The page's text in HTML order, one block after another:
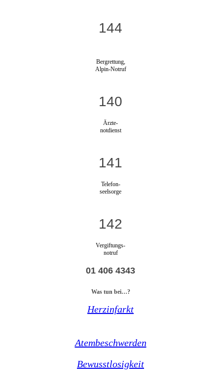
144
Bergrettung,
Alpin-Notruf
140
Ärzte-
notdienst
141
Telefon-
seelsorge
142
Vergiftungs-
notruf
01 406 4343
Was tun bei…?
Herzinfarkt
Atembeschwerden
Bewusstlosigkeit